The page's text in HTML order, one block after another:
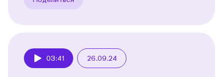
03:41 26.09.24